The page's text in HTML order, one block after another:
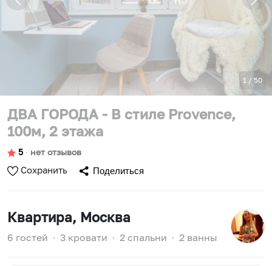
1 / 50
ДВА ГОРОДА - В стиле Provence,
100м, 2 этажа
5 ∙ нет отзывов
Сохранить Поделиться
Квартира, Москва
6 гостей ∙ 3 кровати ∙ 2 спальни ∙ 2 ванны